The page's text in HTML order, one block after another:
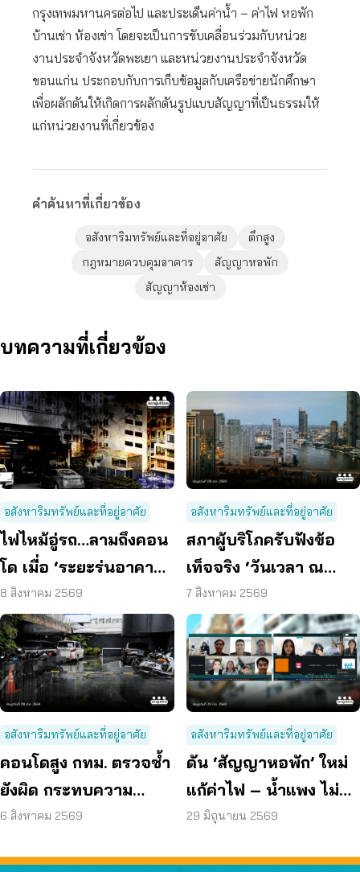
กรุงเทพมหานครต่อไป และประเด็นค่าน้ำ – ค่าไฟ หอพัก
บ้านเช่า ห้องเช่า โดยจะเป็นการขับเคลื่อนร่วมกับหน่วย
งานประจำจังหวัดพะเยา และหน่วยงานประจำจังหวัด
ขอนแก่น ประกอบกับการเก็บข้อมูลกับเครือข่ายนักศึกษา
เพื่อผลักดันให้เกิดการผลักดันรูปแบบสัญญาที่เป็นธรรมให้
แก่หน่วยงานที่เกี่ยวข้อง
คำค้นหาที่เกี่ยวข้อง
อสังหาริมทรัพย์และที่อยู่อาศัย
ตึกสูง
กฎหมายควบคุมอาคาร
สัญญาหอพัก
สัญญาห้องเช่า
บทความที่เกี่ยวข้อง
อสังหาริมทรัพย์และที่อยู่อาศัย
ไฟไหม้อู่รถ…ลามถึงคอน
โด เมื่อ ‘ระยะร่นอาคาร’
ถูกละเลย ผู้บริโภคจึงต้อง
เสี่ยง
8 สิงหาคม 2569
อสังหาริมทรัพย์และที่อยู่อาศัย
สภาผู้บริโภครับฟังข้อ
เท็จจริง ‘วันเวลา ณ
เจ้าพระยา’ ยืนยันมีถนน
6 ม. รอบอาคาร
7 สิงหาคม 2569
อสังหาริมทรัพย์และที่อยู่อาศัย
คอนโดสูง กทม. ตรวจซ้ำ
ยังผิด กระทบความ
ปลอดภัย
6 สิงหาคม 2569
อสังหาริมทรัพย์และที่อยู่อาศัย
ดัน ‘สัญญาหอพัก’ ใหม่
แก้ค่าไฟ – น้ำแพง ไม่
คืนเงินประกัน
29 มิถุนายน 2569